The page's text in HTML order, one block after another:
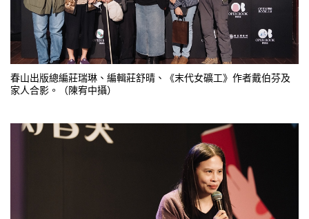
春山出版總編莊瑞琳、編輯莊舒晴、《末代女礦工》作者戴伯芬及
家人合影。（陳宥中攝）